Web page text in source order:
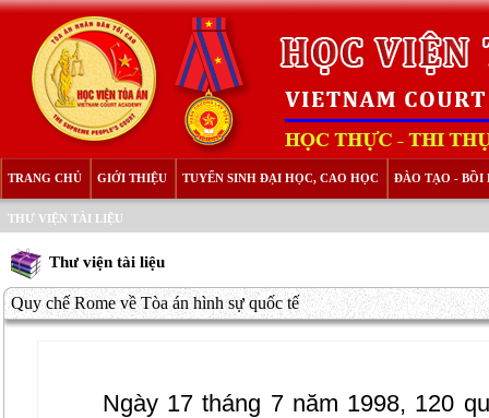
TRANG CHỦ GIỚI THIỆU TUYỂN SINH ĐẠI HỌC, CAO HỌC ĐÀO TẠO - BỒI
THƯ VIỆN TÀI LIỆU
Thư viện tài liệu
Quy chế Rome về Tòa án hình sự quốc tế
Ngày 17 tháng 7 năm 1998, 120